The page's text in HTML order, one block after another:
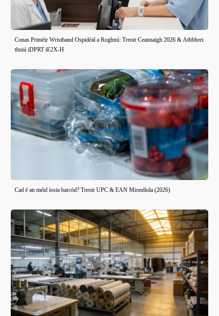
Conas Printéir Wristband Ospidéal a Roghnú: Treoir Ceannaigh 2026 & Athbhrei
thniú iDPRT iE2X-H
Cad é an méid íosta barcód? Treoir UPC & EAN Miondíola (2026)